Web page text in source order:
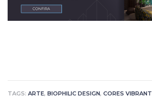
TAGS: ARTE, BIOPHILIC DESIGN, CORES